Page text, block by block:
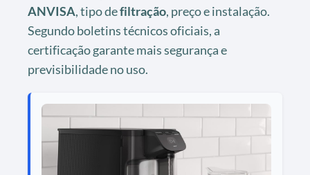
ANVISA, tipo defiltração, preço e instalação.
Segundo boletins técnicos oficiais, a
certificação garante mais segurança e
previsibilidade no uso.